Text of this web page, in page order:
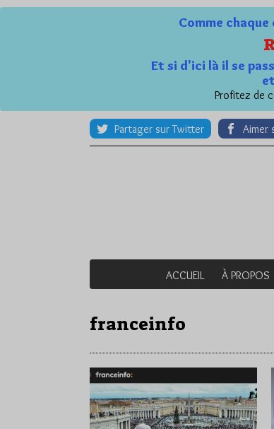
Comme
Et si d'ici là il se
Profitez de
Partager sur Twitter Aimer
ACCUEIL À PROPOS
franceinfo